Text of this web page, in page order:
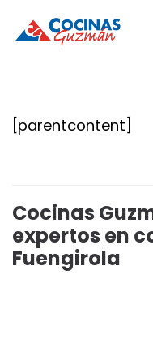
[parentcontent]
Cocinas
expertos en
Fuengirola